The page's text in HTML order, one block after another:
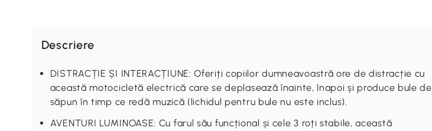
Descriere
DISTRACȚIE ȘI INTERACȚIUNE: Oferiți copiilor dumneavoastră ore de distracție cu
această motocicletă electrică care se deplasează înainte, înapoi și produce bule de
săpun în timp ce redă muzică (lichidul pentru bule nu este inclus).
AVENTURI LUMINOASE: Cu farul său funcțional și cele 3 roți stabile, această